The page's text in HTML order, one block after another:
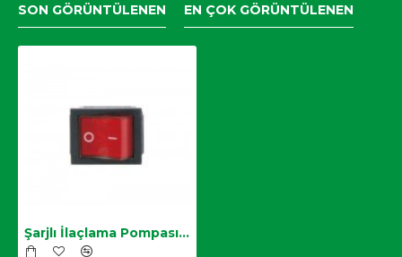
SON GÖRÜNTÜLENEN EN ÇOK GÖRÜNTÜLENEN
Şarjlı İlaçlama Pompası Açma/Kapama Anahtarı